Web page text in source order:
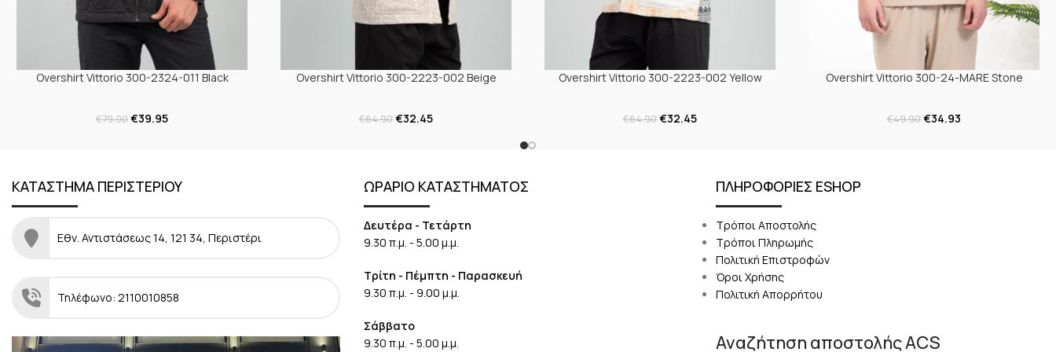
Overshirt Vittorio 300-2324-011 Black
€79.90€39.95
Overshirt Vittorio 300-2223-002 Beige
€64.90€32.45
Overshirt Vittorio 300-2223-002 Yellow
€64.90€32.45
Overshirt Vittorio 300-24-MARE Stone
€49.90€34.93
ΚΑΤΑΣΤΗΜΑ ΠΕΡΙΣΤΕΡΙΟΥ
Εθν. Αντιστάσεως 14, 121 34, Περιστέρι
Τηλέφωνο: 2110010858
ΩΡΑΡΙΟ ΚΑΤΑΣΤΗΜΑΤΟΣ
Δευτέρα - Τετάρτη
9.30 π.μ. - 5.00 μ.μ.
Τρίτη - Πέμπτη - Παρασκευή
9.30 π.μ. - 9.00 μ.μ.
Σάββατο
9.30 π.μ. - 5.00 μ.μ.
ΠΛΗΡΟΦΟΡΙΕΣ ESHOP
Τρόποι Αποστολής
Τρόποι Πληρωμής
Πολιτική Επιστροφών
Όροι Χρήσης
Πολιτική Απορρήτου
Αναζήτηση αποστολής ACS